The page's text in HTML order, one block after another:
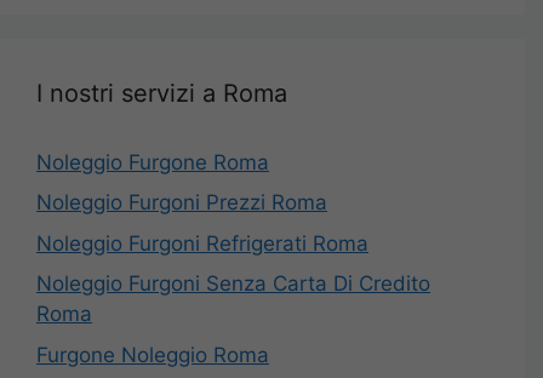
I nostri servizi a Roma
Noleggio Furgone Roma
Noleggio Furgoni Prezzi Roma
Noleggio Furgoni Refrigerati Roma
Noleggio Furgoni Senza Carta Di Credito
Roma
Furgone Noleggio Roma